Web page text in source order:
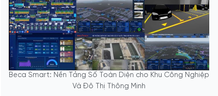
Beca Smart: Nền Tảng Số Toàn Diện cho Khu Công Nghiệp
Và Đô Thị Thông Minh